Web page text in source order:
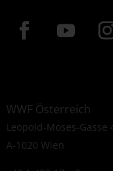
WWF Österreich
Leopold-Moses-Gasse
A-1020 Wien